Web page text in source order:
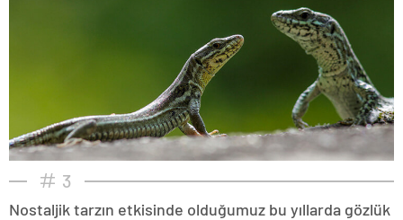
3
Nostaljik tarzın etkisinde olduğumuz bu yıllarda gözlük